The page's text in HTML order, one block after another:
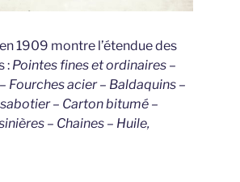
1909 montre l’étendue des
: Pointes fines et ordinaires –
Fourches acier – Baldaquins –
– Carton bitumé –
– Chaines – Huile,